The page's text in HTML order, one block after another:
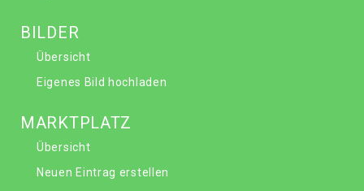
BILDER
Übersicht
Eigenes Bild hochladen
MARKTPLATZ
Übersicht
Neuen Eintrag erstellen